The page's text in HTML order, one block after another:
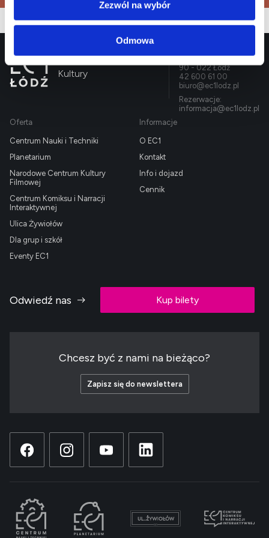
Zezwól na wybór
Odmowa
EC1 Łódź - Miasto
Kultury
Targowa 1/3
90 - 022 Łódź
42 600 61 00
biuro@ec1lodz.pl
Rezerwacje:
informacja@ec1lodz.pl
Oferta
Centrum Nauki i Techniki
Planetarium
Narodowe Centrum Kultury
Filmowej
Centrum Komiksu i Narracji
Interaktywnej
Ulica Żywiołów
Dla grup i szkół
Eventy EC1
Informacje
O EC1
Kontakt
Info i dojazd
Cennik
Odwiedź nas Kup bilety
Chcesz być z nami na bieżąco?
Zapisz się do newslettera